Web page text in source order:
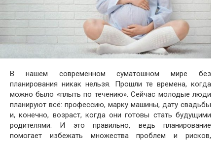
В нашем современном суматошном мире без
планирования никак нельзя. Прошли те времена, когда
можно было «плыть по течению». Сейчас молодые люди
планируют всё: профессию, марку машины, дату свадьбы
и, конечно, возраст, когда они готовы стать будущими
родителями. И это правильно, ведь планирование
помогает избежать множества проблем и рисков,